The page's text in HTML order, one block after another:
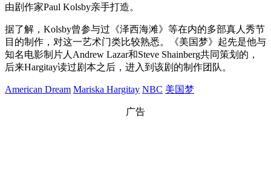
由剧作家Paul Kolsby亲手打造。
据了解，Kolsby曾参与过《泽西海滩》等在内的多部真人秀节
目的制作，对这一艺术门类比较熟悉。《美国梦》起先是他与
知名电影制片人Andrew Lazar和Steve Shainberg共同策划的，
后来Hargitay读过剧本之后，进入到该剧的制作团队。
American Dream Mariska Hargitay NBC 美国梦
广告